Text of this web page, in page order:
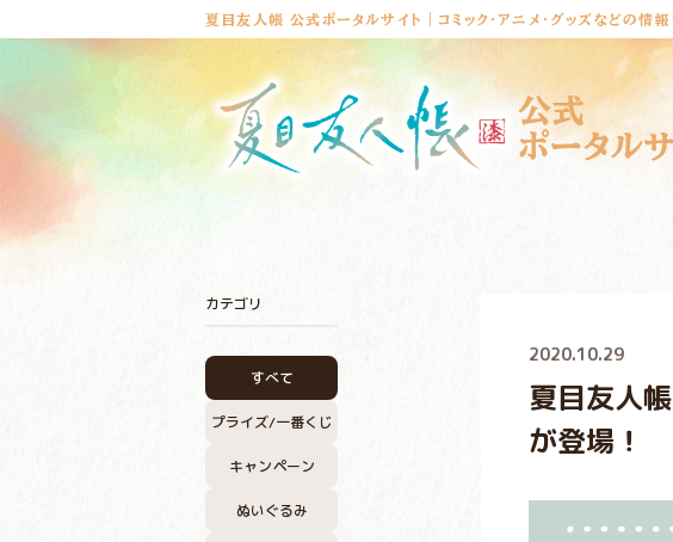
夏目友人帳 公式ポータルサイト｜コミック・アニメ・グッズなどの情報
公式
ポータル
カテゴリ
すべて
プライズ/一番くじ
キャンペーン
ぬいぐるみ
2020.10.29
夏目友人
が登場！